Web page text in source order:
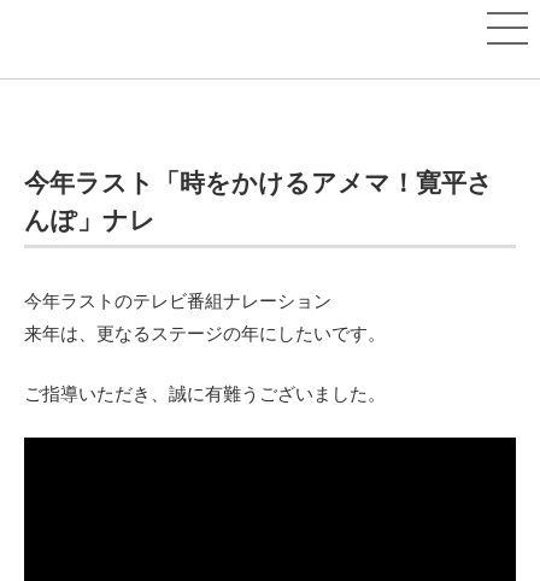
今年ラスト「時をかけるアメマ！寛平さ
んぽ」ナレ
今年ラストのテレビ番組ナレーション
来年は、更なるステージの年にしたいです。
ご指導いただき、誠に有難うございました。